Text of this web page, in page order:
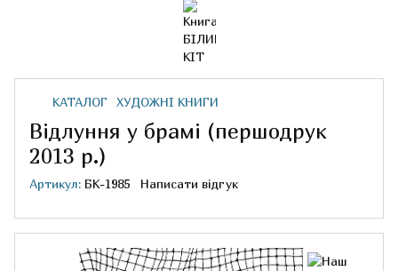
КАТАЛОГ ХУДОЖНІ КНИГИ
Відлуння у брамі (першодрук
2013 р.)
Артикул: БК-1985 Написати відгук